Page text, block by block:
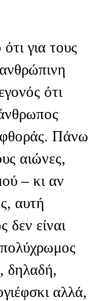
για τους
ότι
φθοράς. Πάνω
αιώνες,
– κι αν
αυτή
δεν είναι
πολύχρωμος
δηλαδή,
αλλά,